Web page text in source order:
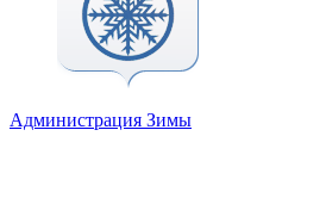
Администрация Зимы